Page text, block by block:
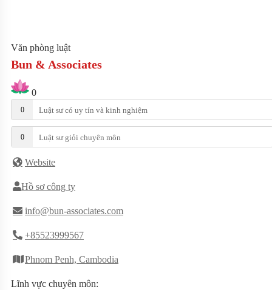
Văn phòng luật
Bun & Associates
0
0 Luật sư có uy tín và kinh nghiệm
0 Luật sư giỏi chuyên môn
Website
Hồ sơ công ty
info@bun-associates.com
+85523999567
Phnom Penh, Cambodia
Lĩnh vực chuyên môn: